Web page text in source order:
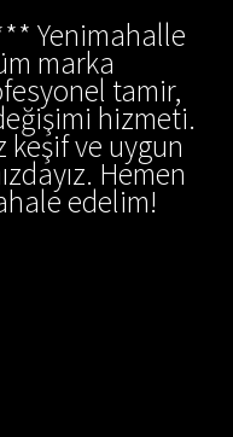
Yenimahalle
marka
tamir,
hizmeti.
keşif ve uygun
Hemen
edelim!